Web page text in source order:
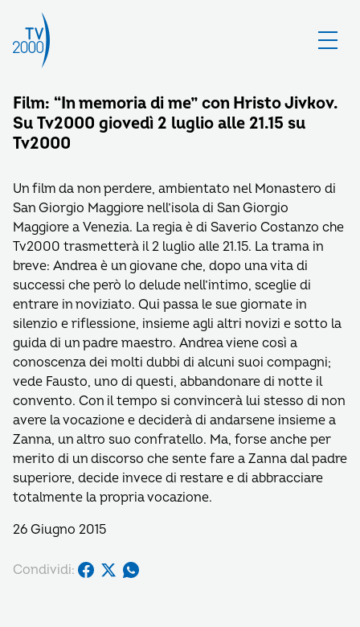
Film: “In memoria di me” con Hristo Jivkov.
Su Tv2000 giovedì 2 luglio alle 21.15 su
Tv2000
Un film da non perdere, ambientato nel Monastero di
San Giorgio Maggiore nell’isola di San Giorgio
Maggiore a Venezia. La regia è di Saverio Costanzo che
Tv2000 trasmetterà il 2 luglio alle 21.15. La trama in
breve: Andrea è un giovane che, dopo una vita di
successi che però lo delude nell’intimo, sceglie di
entrare in noviziato. Qui passa le sue giornate in
silenzio e riflessione, insieme agli altri novizi e sotto la
guida di un padre maestro. Andrea viene così a
conoscenza dei molti dubbi di alcuni suoi compagni;
vede Fausto, uno di questi, abbandonare di notte il
convento. Con il tempo si convincerà lui stesso di non
avere la vocazione e deciderà di andarsene insieme a
Zanna, un altro suo confratello. Ma, forse anche per
merito di un discorso che sente fare a Zanna dal padre
superiore, decide invece di restare e di abbracciare
totalmente la propria vocazione.
26 Giugno 2015
Condividi: